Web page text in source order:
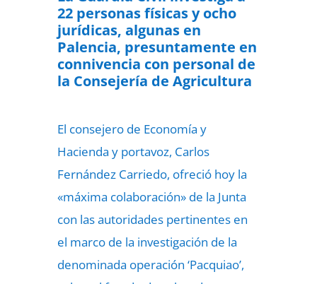
22 personas físicas y ocho
jurídicas, algunas en
Palencia, presuntamente en
connivencia con personal de
la Consejería de Agricultura
El consejero de Economía y
Hacienda y portavoz, Carlos
Fernández Carriedo, ofreció hoy la
«máxima colaboración» de la Junta
con las autoridades pertinentes en
el marco de la investigación de la
denominada operación ‘Pacquiao’,